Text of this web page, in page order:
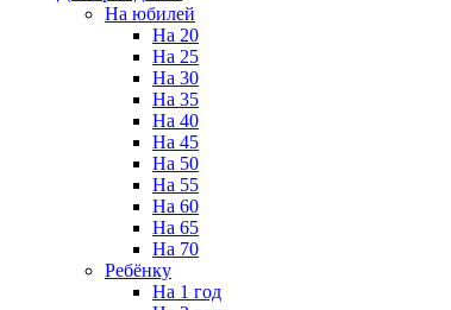
На юбилей
На 20
На 25
На 30
На 35
На 40
На 45
На 50
На 55
На 60
На 65
На 70
Ребёнку
На 1 год